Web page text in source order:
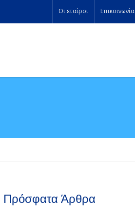
Οι εταίροι Επικοινωνία
Πρόσφατα Άρθρα